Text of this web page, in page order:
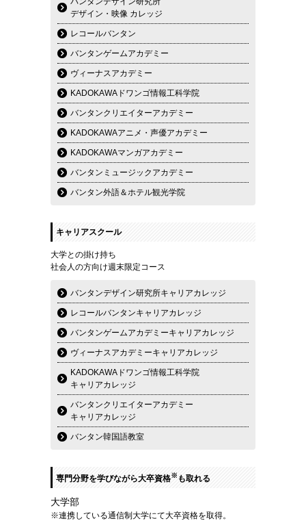
デザイン・映像 カレッジ
レコールバンタン
バンタンゲームアカデミー
ヴィーナスアカデミー
KADOKAWAドワンゴ情報工科学院
バンタンクリエイターアカデミー
KADOKAWAアニメ・声優アカデミー
KADOKAWAマンガアカデミー
バンタンミュージックアカデミー
バンタン外語＆ホテル観光学院
キャリアスクール
大学との掛け持ち
社会人の方向け週末限定コース
バンタンデザイン研究所キャリアカレッジ
レコールバンタンキャリアカレッジ
バンタンゲームアカデミーキャリアカレッジ
ヴィーナスアカデミーキャリアカレッジ
KADOKAWAドワンゴ情報工科学院
キャリアカレッジ
バンタンクリエイターアカデミー
キャリアカレッジ
バンタン韓国語教室
専門分野を学びながら大卒資格※ も取れる
大学部
※連携している通信制大学にて大卒資格を取得。